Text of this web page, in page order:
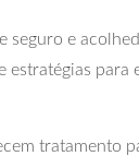
seguro e
para
tratamento